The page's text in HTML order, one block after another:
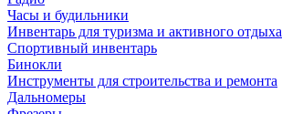
Часы и будильники
Инвентарь для туризма и активного отдыха
Спортивный инвентарь
Бинокли
Инструменты для строительства и ремонта
Дальномеры